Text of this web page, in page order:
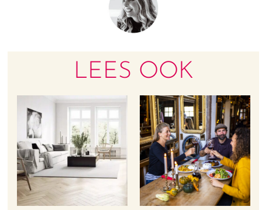
LEES OOK